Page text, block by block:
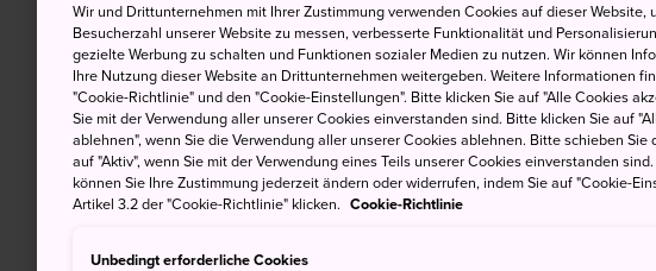
7 Aug (Freitag) Hoch Tief
26° 20°
Wir und Drittunternehmen mit Ihrer Zustimmung verwenden Cookies auf dieser Website,
Besucherzahl unserer Website zu messen, verbesserte Funktionalität und
gezielte Werbung zu schalten und Funktionen sozialer Medien zu nutzen. Wir können
Ihre Nutzung dieser Website an Drittunternehmen weitergeben. Weitere Informationen
"Cookie-Richtlinie" und den "Cookie-Einstellungen". Bitte klicken Sie auf "Alle Cookies
Sie mit der Verwendung aller unserer Cookies einverstanden sind. Bitte klicken Sie auf
ablehnen", wenn Sie die Verwendung aller unserer Cookies ablehnen. Bitte schieben Sie
auf "Aktiv", wenn Sie mit der Verwendung eines Teils unserer Cookies einverstanden
können Sie Ihre Zustimmung jederzeit ändern oder widerrufen, indem Sie auf "Cookie-
Artikel 3.2 der "Cookie-Richtlinie" klicken. Cookie-Richtlinie
Unbedingt erforderliche Cookies